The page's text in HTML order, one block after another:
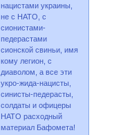
нацистами украины,
не с НАТО, с
сионистами-
педерастами
сионской свиньи, имя
кому легион, с
диаволом, а все эти
укро-жида-нацисты,
синисты-педерасты,
солдаты и офицеры
НАТО расходный
материал Бафомета!